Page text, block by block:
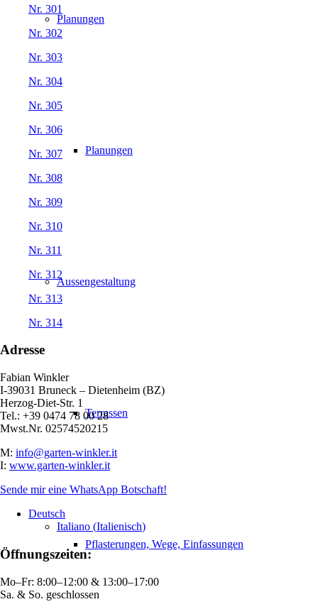
Planungen
Planungen
Aussengestaltung
Terrassen
Pflasterungen, Wege, Einfassungen
Nr. 301
Nr. 302
Nr. 303
Nr. 304
Nr. 305
Nr. 306
Nr. 307
Nr. 308
Nr. 309
Nr. 310
Nr. 311
Nr. 312
Nr. 313
Nr. 314
Adresse
Fabian Winkler
I-39031 Bruneck – Dietenheim (BZ)
Herzog-Diet-Str. 1
Tel.: +39 0474 78 00 28
Mwst.Nr. 02574520215
M: info@garten-winkler.it
I: www.garten-winkler.it
Sende mir eine WhatsApp Botschaft!
Deutsch
Italiano (Italienisch)
Öffnungszeiten:
Mo–Fr: 8:00–12:00 & 13:00–17:00
Sa. & So. geschlossen